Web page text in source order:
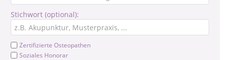
Stichwort (optional):
Zertifizierte Osteopathen
Soziales Honorar